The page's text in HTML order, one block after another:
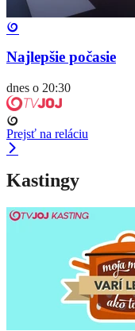
Najlepšie počasie
dnes o 20:30
Prejsť na reláciu
Kastingy